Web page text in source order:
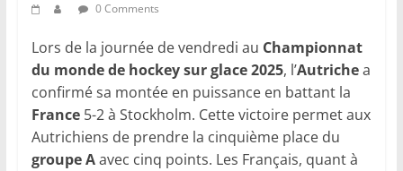
0 Comments
Lors de la journée de vendredi au Championnat
du monde de hockey sur glace 2025, l’Autrichea
confirmé sa montée en puissance en battant la
France5-2 à Stockholm. Cette victoire permet aux
Autrichiens de prendre la cinquième place du
groupe Aavec cinq points. Les Français, quant à